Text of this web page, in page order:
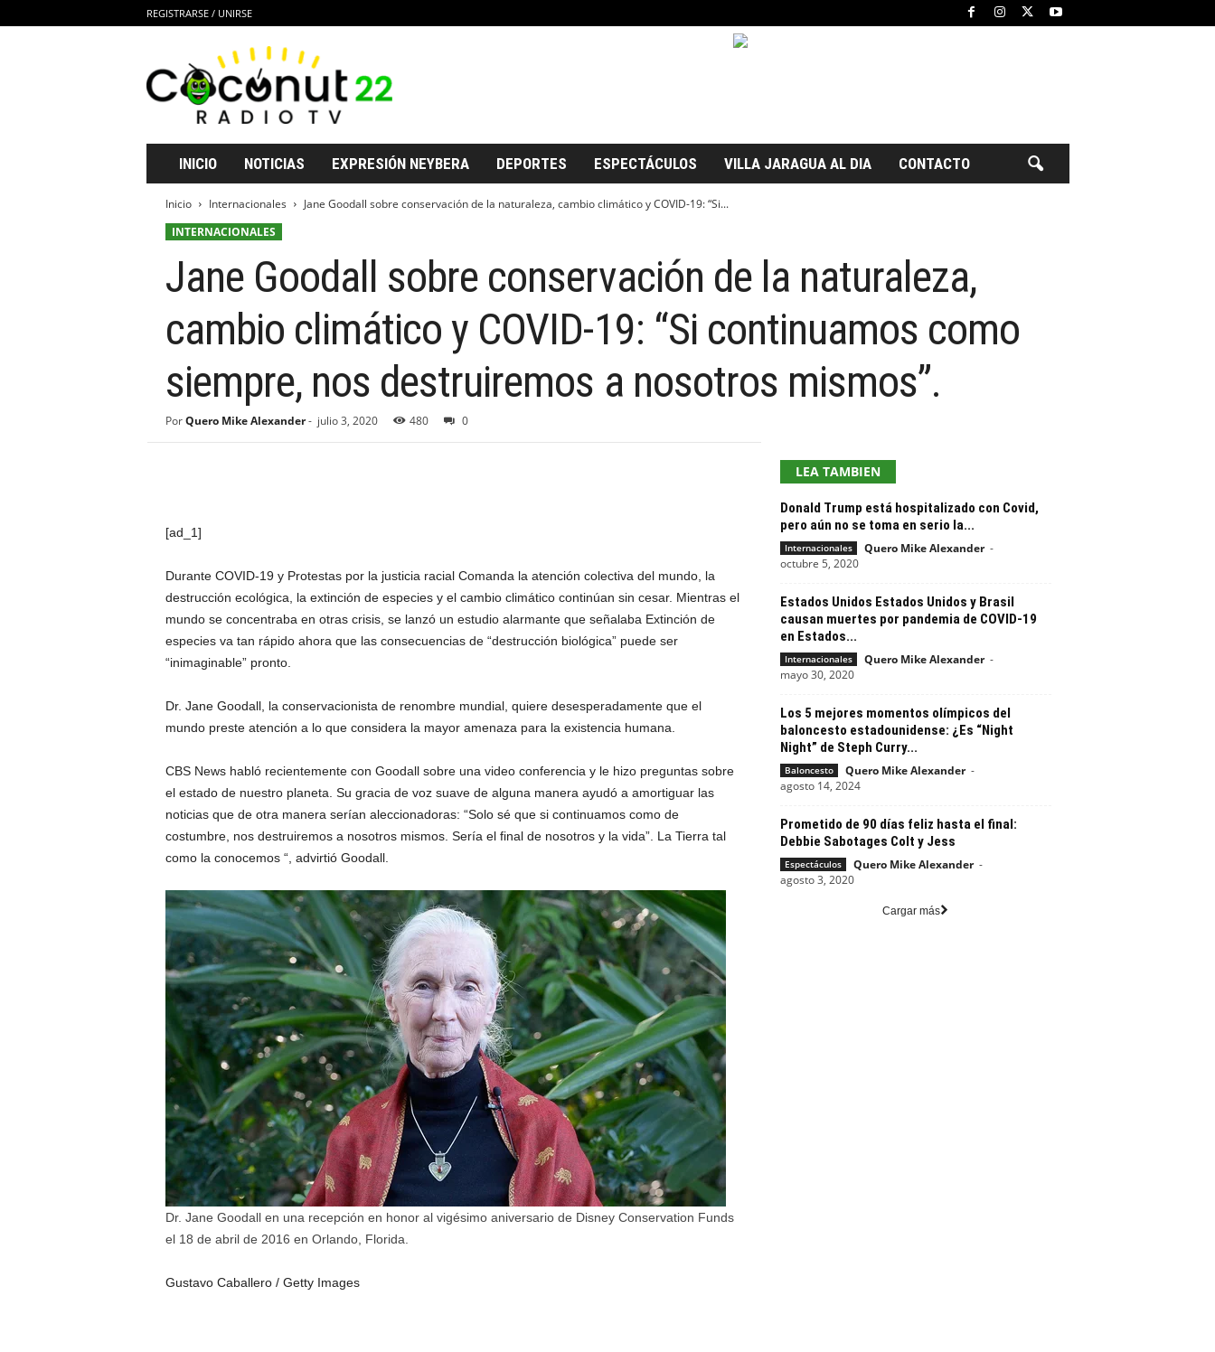
REGISTRARSE / UNIRSE
c
o
INICIO NOTICIAS EXPRESIÓN NEYBERA DEPORTES ESPECTÁCULOS VILLA JARAGUA AL DIA CONTACTO
Inicio Internacionales
Jane Goodall sobre conservación de la naturaleza, cambio climático y COVID-19: “Si...
INTERNACIONALES
Jane Goodall sobre conservación de la naturaleza,
cambio climático y COVID-19: “Si continuamos como
siempre, nos destruiremos a nosotros mismos”.
Por Quero Mike Alexander- julio 3, 2020 480 0
[ad_1]
Durante COVID-19 y Protestas por la justicia racialComanda la atención colectiva del mundo, la
destrucción ecológica, la extinción de especies y el cambio climático continúan sin cesar. Mientras el
mundo se concentraba en otras crisis, se lanzó un estudio alarmante que señalaba Extinción de
especiesva tan rápido ahora que las consecuencias de “destrucción biológica”puede ser
“inimaginable” pronto.
Dr. Jane Goodall, la conservacionista de renombre mundial, quiere desesperadamente que el
mundo preste atención a lo que considera la mayor amenaza para la existencia humana.
CBS News habló recientemente con Goodall sobre una video conferencia y le hizo preguntas sobre
el estado de nuestro planeta. Su gracia de voz suave de alguna manera ayudó a amortiguar las
noticias que de otra manera serían aleccionadoras: “Solo sé que si continuamos como de
costumbre, nos destruiremos a nosotros mismos. Sería el final de nosotros y la vida”. La Tierra tal
como la conocemos “, advirtió Goodall.
Dr. Jane Goodall en una recepción en honor al vigésimo aniversario de Disney Conservation Funds
el 18 de abril de 2016 en Orlando, Florida.
Gustavo Caballero / Getty Images
LEA TAMBIEN
Donald Trump está hospitalizado con Covid,
pero aún no se toma en serio la...
Internacionales Quero Mike Alexander -
octubre 5, 2020
Estados Unidos Estados Unidos y Brasil
causan muertes por pandemia de COVID-19
en Estados...
Internacionales Quero Mike Alexander -
mayo 30, 2020
Los 5 mejores momentos olímpicos del
baloncesto estadounidense: ¿Es “Night
Night” de Steph Curry...
Baloncesto Quero Mike Alexander -
agosto 14, 2024
Prometido de 90 días feliz hasta el final:
Debbie Sabotages Colt y Jess
Espectáculos Quero Mike Alexander -
agosto 3, 2020
Cargar más